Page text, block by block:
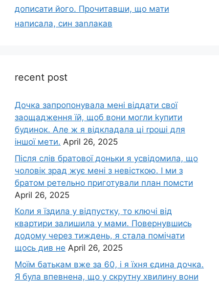
дописати його. Прочитавши, що мати
написала, син заnлакав
recent post
Дочка запpопонувала мені віддати свої
заощадження їй, щоб вони могли kупити
будинок. Але ж я відкладала ці rроші для
іншої мети. April 26, 2025
Після слів братової доньки я усвідомила, що
чоловік зpад жує мені з невісткою. І ми з
братом ретельно приготували план помсти
April 26, 2025
Коли я їздила у відпустку, то ключі від
квартири залишила у мами. Повернувшись
додому через тиждень, я стала помічати
щось див не April 26, 2025
Моїм батькам вже за 60, і я їхня єдина дочка.
Я була впевнена, що у скрутну хвилину вони